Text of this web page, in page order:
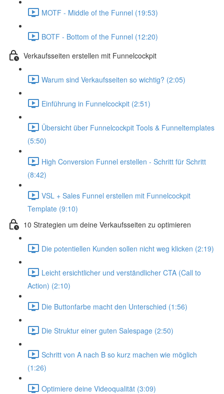
MOTF - Middle of the Funnel (19:53)
BOTF - Bottom of the Funnel (12:20)
Verkaufsseiten erstellen mit Funnelcockpit
Warum sind Verkaufsseiten so wichtig? (2:05)
Einführung in Funnelcockpit (2:51)
Übersicht über Funnelcockpit Tools & Funneltemplates
(5:50)
High Conversion Funnel erstellen - Schritt für Schritt
(8:42)
VSL + Sales Funnel erstellen mit Funnelcockpit
Template (9:10)
10 Strategien um deine Verkaufsseiten zu optimieren
Die potentiellen Kunden sollen nicht weg klicken (2:19)
Leicht ersichtlicher und verständlicher CTA (Call to
Action) (2:10)
Die Buttonfarbe macht den Unterschied (1:56)
Die Struktur einer guten Salespage (2:50)
Schritt von A nach B so kurz machen wie möglich
(1:26)
Optimiere deine Videoqualität (3:09)